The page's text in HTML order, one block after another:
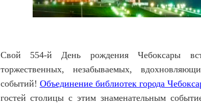
Свой 554-й День рождения Чебоксары
торжественных, незабываемых,
событий! Объединение библиотек города
гостей столицы с этим знаменательным